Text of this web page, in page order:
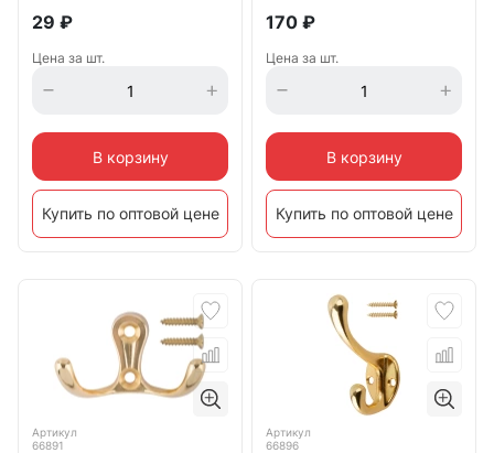
29 ₽
Цена за шт.
В корзину
Купить по оптовой цене
170 ₽
Цена за шт.
В корзину
Купить по оптовой цене
Артикул
66891
Артикул
66896